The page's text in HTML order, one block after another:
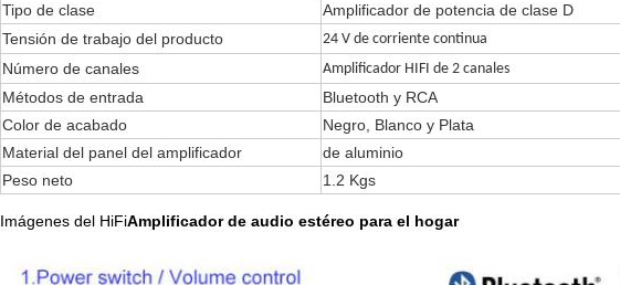
Tipo de clase
Amplificador de potencia de clase D
Tensión de trabajo del producto
24 V de corriente continua
Número de canales Amplificador HIFI de 2 canales
Métodos de entrada
Bluetooth y RCA
Color de acabado
Negro, Blanco y Plata
Material del panel del amplificador
de aluminio
Peso neto
1.2 Kgs
Imágenes del HiFiAmplificador de audio estéreo para el hogar